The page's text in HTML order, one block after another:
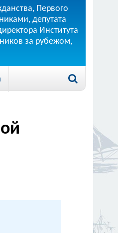
Первого
депутата
Института
за рубежом,